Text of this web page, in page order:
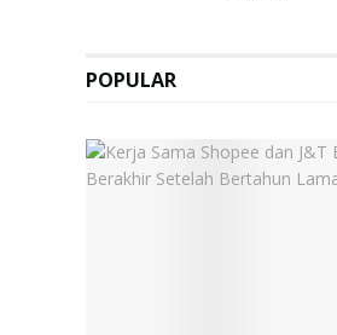
POPULAR